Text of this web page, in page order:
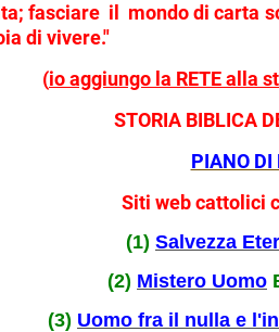
fasciare il mondo di carta
di vivere."
(io aggiungo la RETE alla
STORIA BIBLICA
PIANO DI
Siti web cattolici
(1) Salvezza
(2) Mistero Uomo
(3) Uomo fra il nulla e